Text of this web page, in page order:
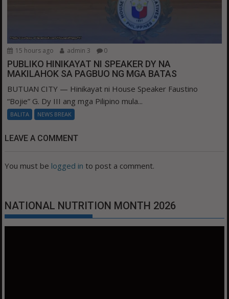
15 hours ago admin 3 0
PUBLIKO HINIKAYAT NI SPEAKER DY NA
MAKILAHOK SA PAGBUO NG MGA BATAS
BUTUAN CITY — Hinikayat ni House Speaker Faustino
“Bojie” G. Dy III ang mga Pilipino mula...
BALITA NEWS BREAK
LEAVE A COMMENT
You must be logged in to post a comment.
NATIONAL NUTRITION MONTH 2026